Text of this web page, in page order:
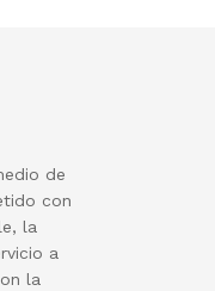
de
con
la
a
la